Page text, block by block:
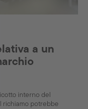
a un
interno del
richiamo potrebbe